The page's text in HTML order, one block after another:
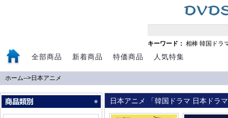
キーワード： 相棒 韓国ドラ
全部商品 新着商品 特価商品 人気特集
ホーム-->日本アニメ
日本アニメ 「韓国ドラマ 日本ドラ